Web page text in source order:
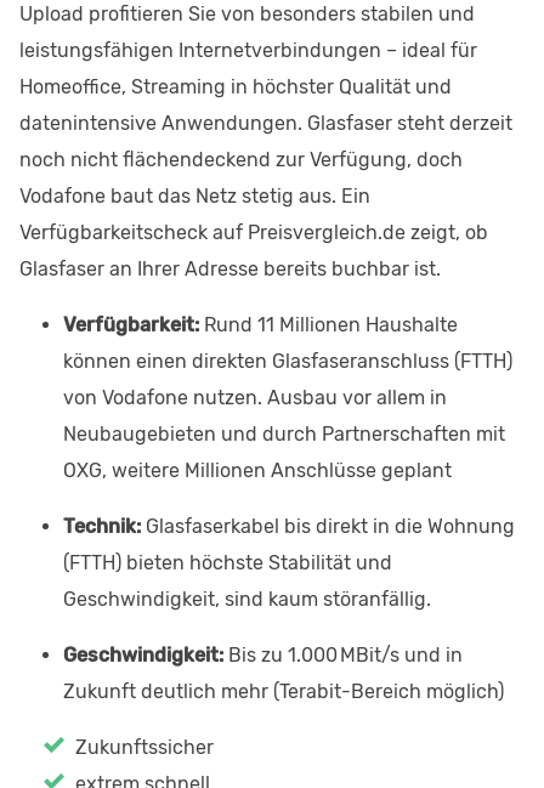
Upload profitieren Sie von besonders stabilen und
leistungsfähigen Internetverbindungen – ideal für
Homeoffice, Streaming in höchster Qualität und
datenintensive Anwendungen. Glasfaser steht derzeit
noch nicht flächendeckend zur Verfügung, doch
Vodafone baut das Netz stetig aus. Ein
Verfügbarkeitscheck auf Preisvergleich.de zeigt, ob
Glasfaser an Ihrer Adresse bereits buchbar ist.
Verfügbarkeit: Rund 11 Millionen Haushalte
können einen direkten Glasfaseranschluss (FTTH)
von Vodafone nutzen. Ausbau vor allem in
Neubaugebieten und durch Partnerschaften mit
OXG, weitere Millionen Anschlüsse geplant
Technik: Glasfaserkabel bis direkt in die Wohnung
(FTTH) bieten höchste Stabilität und
Geschwindigkeit, sind kaum störanfällig.
Geschwindigkeit: Bis zu 1.000 MBit/s und in
Zukunft deutlich mehr (Terabit-Bereich möglich)
Zukunftssicher
extrem schnell